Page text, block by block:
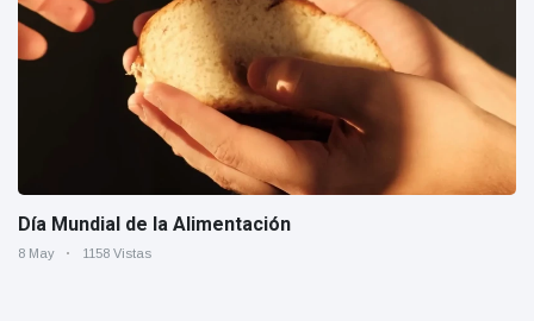
Día Mundial de la Alimentación
8 May 1158 Vistas